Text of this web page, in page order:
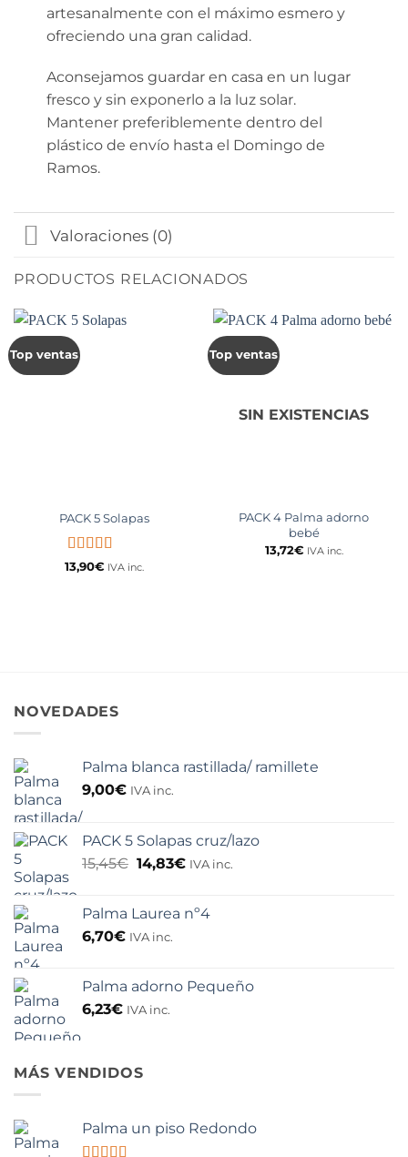
artesanalmente con el máximo esmero y
ofreciendo una gran calidad.
Aconsejamos guardar en casa en un lugar
fresco y sin exponerlo a la luz solar.
Mantener preferiblemente dentro del
plástico de envío hasta el Domingo de
Ramos.
Valoraciones (0)
PRODUCTOS RELACIONADOS
Top ventas
PACK 5 Solapas
Valorado
13,90€ IVA inc.
Top ventas
SIN EXISTENCIAS
PACK 4 Palma adorno
bebé
13,72€ IVA inc.
NOVEDADES
Palma blanca rastillada/ ramillete
9,00€ IVA inc.
PACK 5 Solapas cruz/lazo
15,45€ El
era:
15,45€.
14,83€El
es:
IVA inc.
Palma Laurea nº4
6,70€ IVA inc.
Palma adorno Pequeño
6,23€ IVA inc.
MÁS VENDIDOS
Palma un piso Redondo